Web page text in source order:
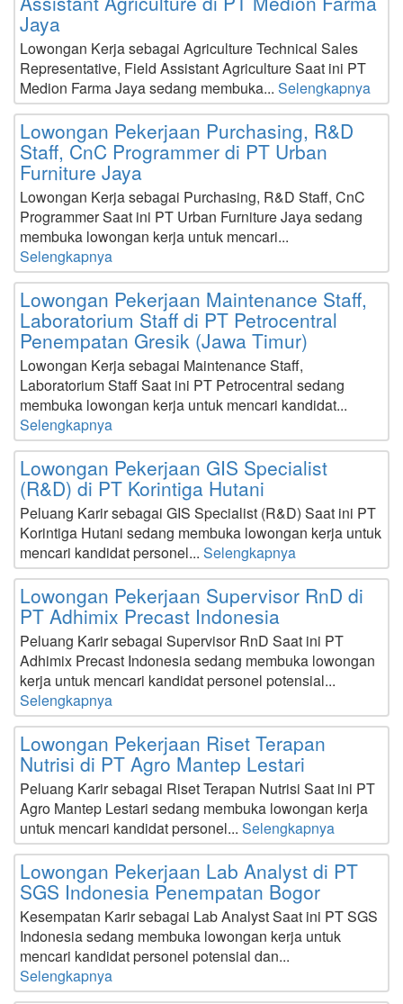
Jaya
Lowongan Kerja sebagai Agriculture Technical Sales
Representative, Field Assistant Agriculture Saat ini PT
Medion Farma Jaya sedang membuka... Selengkapnya
Lowongan Pekerjaan Purchasing, R&D
Staff, CnC Programmer di PT Urban
Furniture Jaya
Lowongan Kerja sebagai Purchasing, R&D Staff, CnC
Programmer Saat ini PT Urban Furniture Jaya sedang
membuka lowongan kerja untuk mencari...
Selengkapnya
Lowongan Pekerjaan Maintenance Staff,
Laboratorium Staff di PT Petrocentral
Penempatan Gresik (Jawa Timur)
Lowongan Kerja sebagai Maintenance Staff,
Laboratorium Staff Saat ini PT Petrocentral sedang
membuka lowongan kerja untuk mencari kandidat...
Selengkapnya
Lowongan Pekerjaan GIS Specialist
(R&D) di PT Korintiga Hutani
Peluang Karir sebagai GIS Specialist (R&D) Saat ini PT
Korintiga Hutani sedang membuka lowongan kerja untuk
mencari kandidat personel... Selengkapnya
Lowongan Pekerjaan Supervisor RnD di
PT Adhimix Precast Indonesia
Peluang Karir sebagai Supervisor RnD Saat ini PT
Adhimix Precast Indonesia sedang membuka lowongan
kerja untuk mencari kandidat personel potensial...
Selengkapnya
Lowongan Pekerjaan Riset Terapan
Nutrisi di PT Agro Mantep Lestari
Peluang Karir sebagai Riset Terapan Nutrisi Saat ini PT
Agro Mantep Lestari sedang membuka lowongan kerja
untuk mencari kandidat personel... Selengkapnya
Lowongan Pekerjaan Lab Analyst di PT
SGS Indonesia Penempatan Bogor
Kesempatan Karir sebagai Lab Analyst Saat ini PT SGS
Indonesia sedang membuka lowongan kerja untuk
mencari kandidat personel potensial dan...
Selengkapnya